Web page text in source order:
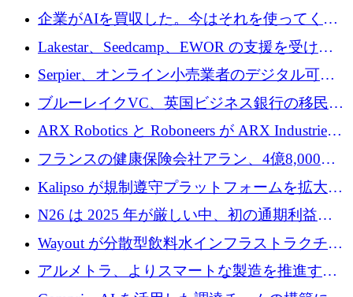
追いつきつつある」
企業がAIを買収した。今はそれを使ってくれ
る人々が必要です
Lakestar、Seedcamp、EWOR の支援を受け、
SE3 が自律システム用の空間 AI プラットフォ
ームを発表
Serpier、オンライン小売業者のデジタル可視
性向上を支援するために 140 万ユーロを調達
ブルーレイクVC、英国ビジネス銀行の移民主
導スタートアップ支援で初のファンド獲得に
ARX Robotics と Roboneers が ARX Industries
を設立し、無人地上車両の生産を拡大
フランスの健康保険会社アラン、4億8,000万
ユーロの資金調達ラウンドで合意
Kalipso が規制遵守プラットフォームを拡大す
るために 320 万ドルを調達
N26 は 2025 年が厳しい中、初の通期利益を
達成
Wayout が分散型飲料水インフラストラクチャ
プラットフォームを拡張するために 242 万ユ
ーロを調達
アルメトラ、よりスマートな製造を推進する
ためにシリーズ A で 1,630 万ユーロを確保